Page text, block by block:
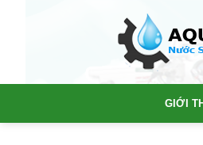
GIỚI